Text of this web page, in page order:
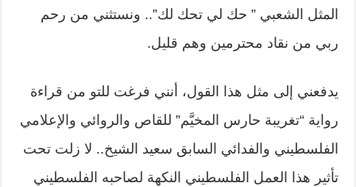
المثل الشعبي ” حك لي تحك لك”.. ونستثني من رحم
ربي من نقاد محترمين وهم قليل.
يدفعني إلى مثل هذا القول، أنني فرغت للتو من قراءة
رواية “تغريبة حارس المخيَّم” للقاص والروائي والإعلامي
الفلسطيني والفدائي السابق سعيد الشيخ.. لا زلت تحت
تأثير هذا العمل الفلسطيني النكهة لصاحبه الفلسطيني